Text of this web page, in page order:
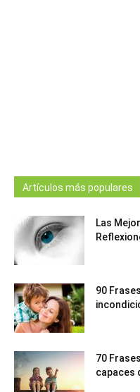
Artículos más populares
Las
90
70
capaces